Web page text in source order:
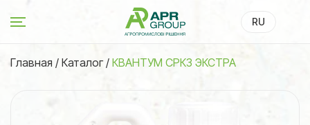
RU
Главная / Каталог/ КВАНТУМ СРКЗ ЭКСТРА